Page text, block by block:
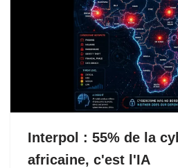
Interpol : 55% de la
africaine, c'est l'IA